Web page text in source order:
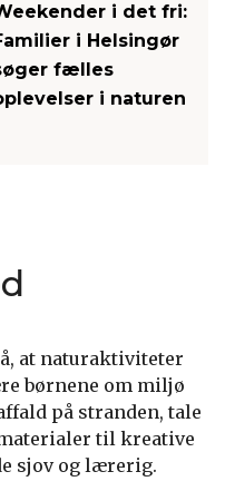
i det fri:
i Helsingør
fælles
i naturen
at naturaktiviteter
børnene om miljø
på stranden, tale
til kreative
sjov og lærerig.